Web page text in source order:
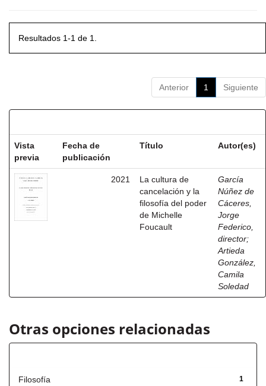
Resultados 1-1 de 1.
Anterior 1 Siguiente
Vista
previa
Fecha de
publicación
Título Autor(es)
2021
La cultura de
cancelación y la
filosofía del poder
de Michelle
Foucault
García
Núñez de
Cáceres,
Jorge
Federico,
director;
Artieda
González,
Camila
Soledad
Otras opciones relacionadas
1
Filosofía